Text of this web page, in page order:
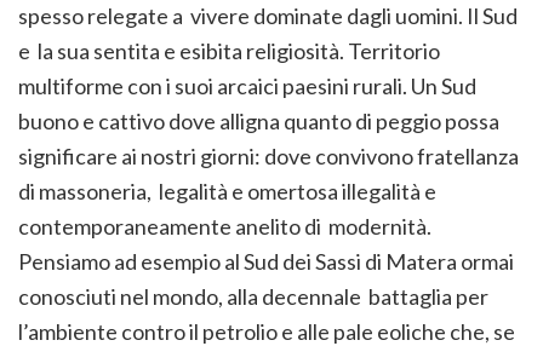
spesso relegate a vivere dominate dagli uomini. Il Sud
e la sua sentita e esibita religiosità. Territorio
multiforme con i suoi arcaici paesini rurali. Un Sud
buono e cattivo dove alligna quanto di peggio possa
significare ai nostri giorni: dove convivono fratellanza
di massoneria, legalità e omertosa illegalità e
contemporaneamente anelito di modernità.
Pensiamo ad esempio al Sud dei Sassi di Matera ormai
conosciuti nel mondo, alla decennale battaglia per
l’ambiente contro il petrolio e alle pale eoliche che, se